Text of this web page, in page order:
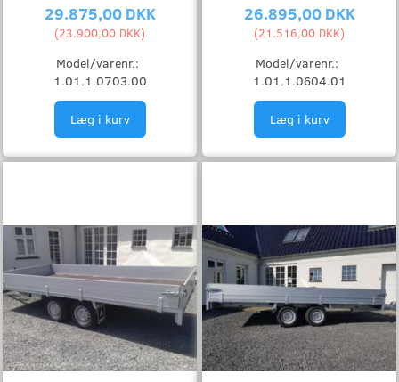
29.875,00 DKK
(23.900,00 DKK)
Model/varenr.:
1.01.1.0703.00
Læg i kurv
26.895,00 DKK
(21.516,00 DKK)
Model/varenr.:
1.01.1.0604.01
Læg i kurv